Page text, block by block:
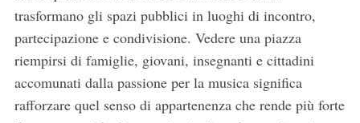
trasformano gli spazi pubblici in luoghi di incontro,
partecipazione e condivisione. Vedere una piazza
riempirsi di famiglie, giovani, insegnanti e cittadini
accomunati dalla passione per la musica significa
rafforzare quel senso di appartenenza che rende più forte